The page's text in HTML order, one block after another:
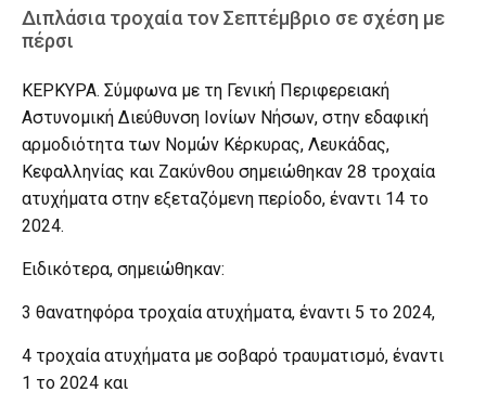
Διπλάσια τροχαία τον Σεπτέμβριο σε σχέση με
πέρσι
ΚΕΡΚΥΡΑ. Σύμφωνα με τη Γενική Περιφερειακή
Αστυνομική Διεύθυνση Ιονίων Νήσων, στην εδαφική
αρμοδιότητα των Νομών Κέρκυρας, Λευκάδας,
Κεφαλληνίας και Ζακύνθου σημειώθηκαν 28 τροχαία
ατυχήματα στην εξεταζόμενη περίοδο, έναντι 14 το
2024.
Ειδικότερα, σημειώθηκαν:
3 θανατηφόρα τροχαία ατυχήματα, έναντι 5 το 2024,
4 τροχαία ατυχήματα με σοβαρό τραυματισμό, έναντι
1 το 2024 και